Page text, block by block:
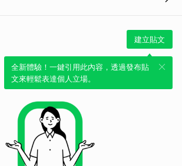
建立貼文
全新體驗！一鍵引用此內容，透過發布貼
文來輕鬆表達個人立場。